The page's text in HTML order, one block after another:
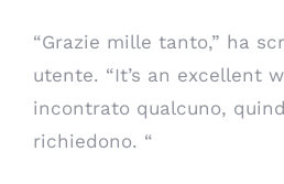
“Grazie mille tanto,” ha
utente. “It’s an excellent
incontrato qualcuno,
richiedono. “